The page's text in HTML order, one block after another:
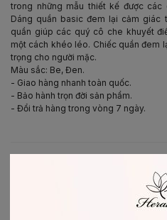
trong những mẫu thiết kế được
Dáng quần basic đem lại cảm
quần giúp các quý cô che khuyết
một cách khéo léo. Chiếc quần đem
trọng cho người mặc.
Màu sắc: Be, Đen.
- Giao hàng nhanh toàn quốc.
- Bảo hành trọn đời sản phẩm.
- Đổi trả hàng trong vòng 7 ngày.
- Không giặt sản phẩm với thuốc tẩy